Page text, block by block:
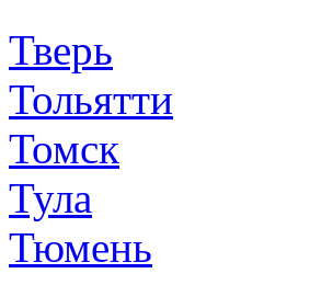
Тверь
Тольятти
Томск
Тула
Тюмень